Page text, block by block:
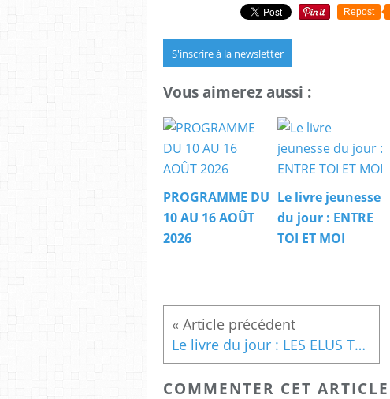
Repost
S'inscrire à la newsletter
Vous aimerez aussi :
PROGRAMME DU
10 AU 16 AOÛT
2026
Le livre jeunesse
du jour : ENTRE
TOI ET MOI
Le livre du jour : LES ELUS T1 La prophétie d' Akus
COMMENTER CET ARTICLE